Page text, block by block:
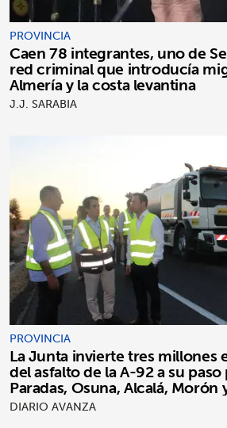
PROVINCIA
Caen 78 integrantes, uno de
red criminal que introducía
Almería y la costa levantina
J.J. SARABIA
PROVINCIA
La Junta invierte tres millones
del asfalto de la A-92 a su
Paradas, Osuna, Alcalá, Morón
DIARIO AVANZA